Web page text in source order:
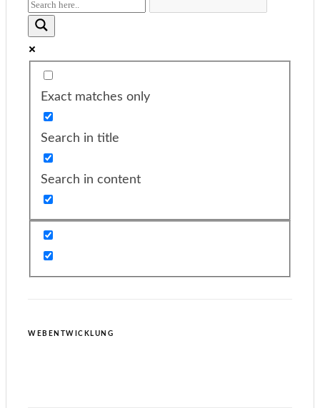
Exact matches only
Search in title
Search in content
WEBENTWICKLUNG